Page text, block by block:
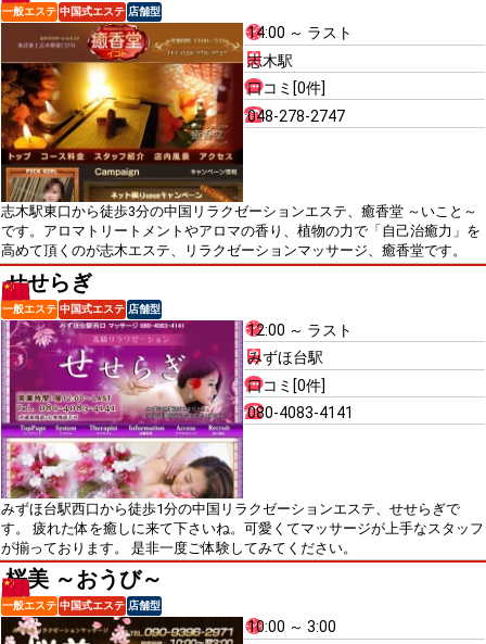
一般エステ 中国式エステ 店舗型
14:00 ～ ラスト
志木駅
口コミ[0件]
048-278-2747
志木駅東口から徒歩3分の中国リラクゼーションエステ、癒香堂 ～いこと～
です。アロマトリートメントやアロマの香り、植物の力で「自己治癒力」を
高めて頂くのが志木エステ、リラクゼーションマッサージ、癒香堂です。
せせらぎ
一般エステ 中国式エステ 店舗型
12:00 ～ ラスト
みずほ台駅
口コミ[0件]
080-4083-4141
みずほ台駅西口から徒歩1分の中国リラクゼーションエステ、せせらぎで
す。 疲れた体を癒しに来て下さいね。可愛くてマッサージが上手なスタッフ
が揃っております。 是非一度ご体験してみてください。
桜美 ～おうび～
一般エステ 中国式エステ 店舗型
10:00 ～ 3:00